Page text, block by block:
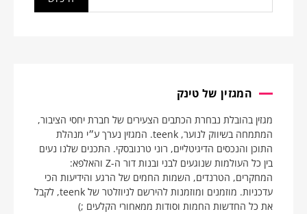
המגזין של טינק
מגזין בהובלת נבחרת הכתבים הצעירים של חברת יחסי הציבור,
המתמחה בשיווק לנוער, teenk. המגזין נערך ע״י מנהלת
התוכן והנכסים הדיגיטליים, רוני טרנובסקי. התכנים שלנו נעים
בין כל העולמות שנוגעים לבני ובנות דור ה-Z והאלפא:
המחקרים, הטרנדים, השמות החמים של הרגע והידיעות הכי
עדכניות. מוזמנים ומוזמנות להירשם לניוזלטר של teenk, לקבל
את כל החדשות החמות וסודות ממאחורי הקלעים ;)